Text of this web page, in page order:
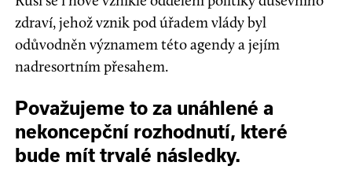
zdraví, jehož vznik pod úřadem vlády byl
odůvodněn významem této agendy a jejím
nadresortním přesahem.
Považujeme to za unáhlené a
nekoncepční rozhodnutí, které
bude mít trvalé následky.